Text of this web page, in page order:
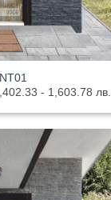
- 1,603.78 лв.